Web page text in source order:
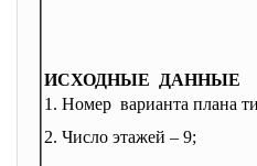
ИСХОДНЫЕ ДАННЫЕ
1. Номер варианта плана
2. Число этажей – 9;